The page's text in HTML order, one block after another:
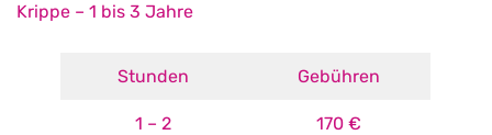
Krippe – 1 bis 3 Jahre
Stunden Gebühren
1 – 2 170 €